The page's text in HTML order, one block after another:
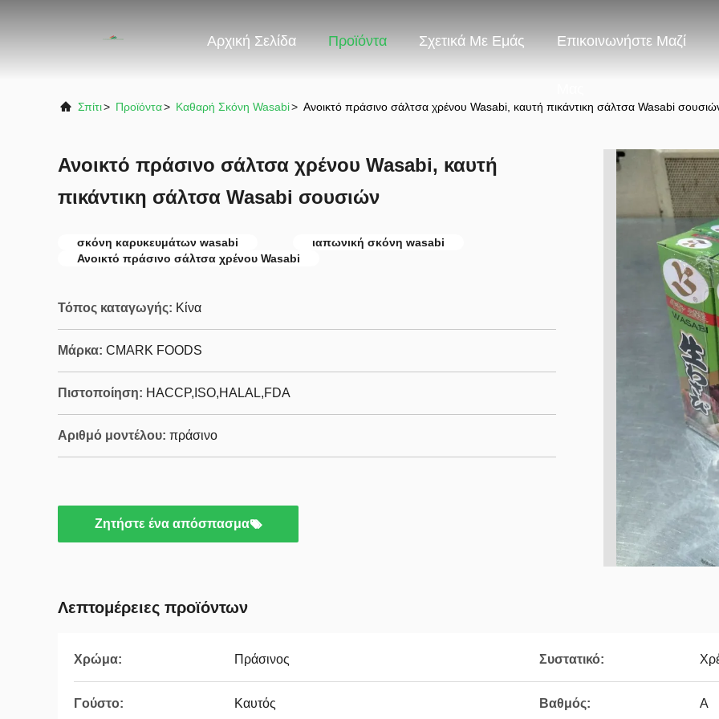
Αρχική Σελίδα Προϊόντα Σχετικά Με Εμάς Επικοινωνήστε Μαζί
Σπίτι> Προϊόντα> Καθαρή Σκόνη Wasabi> Ανοικτό πράσινο σάλτσα χρένου Wasabi, καυτή πικάντικη σάλτσα Wasabi
Ανοικτό πράσινο σάλτσα χρένου Wasabi, καυτή
πικάντικη σάλτσα Wasabi σουσιών
σκόνη καρυκευμάτων wasabi
ιαπωνική σκόνη wasabi
Ανοικτό πράσινο σάλτσα χρένου Wasabi
Τόπος καταγωγής: Κίνα
Μάρκα: CMARK FOODS
Πιστοποίηση: HACCP,ISO,HALAL,FDA
Αριθμό μοντέλου: πράσινο
Ζητήστε ένα απόσπασμα
Λεπτομέρειες προϊόντων
Χρώμα: Πράσινος Συστατικό:
Γούστο: Καυτός Βαθμός: Α